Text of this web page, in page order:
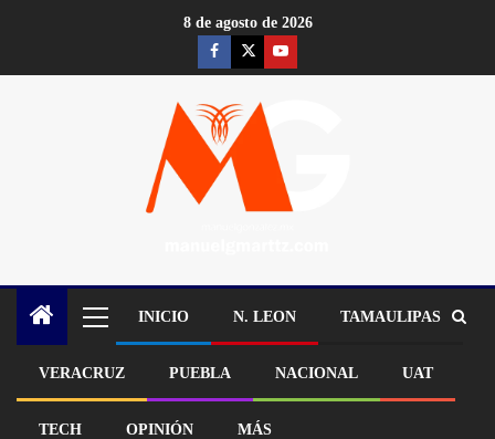
8 de agosto de 2026
INICIO N. LEON TAMAULIPAS
VERACRUZ PUEBLA NACIONAL UAT
TECH OPINIÓN MÁS